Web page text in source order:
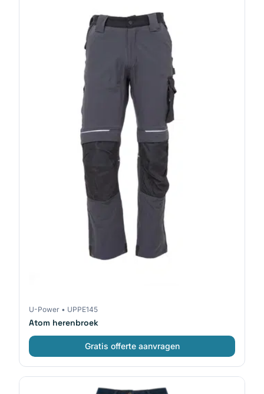
U-Power • UPPE145
Atom herenbroek
Gratis offerte aanvragen